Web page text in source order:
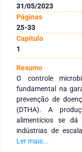
31/05/2023
Páginas
25-33
Capítulo
1
Resumo
O controle
fundamental na
prevenção de
(DTHA). A
alimentícios se dá
indústrias de
vendedores
Ler mais...